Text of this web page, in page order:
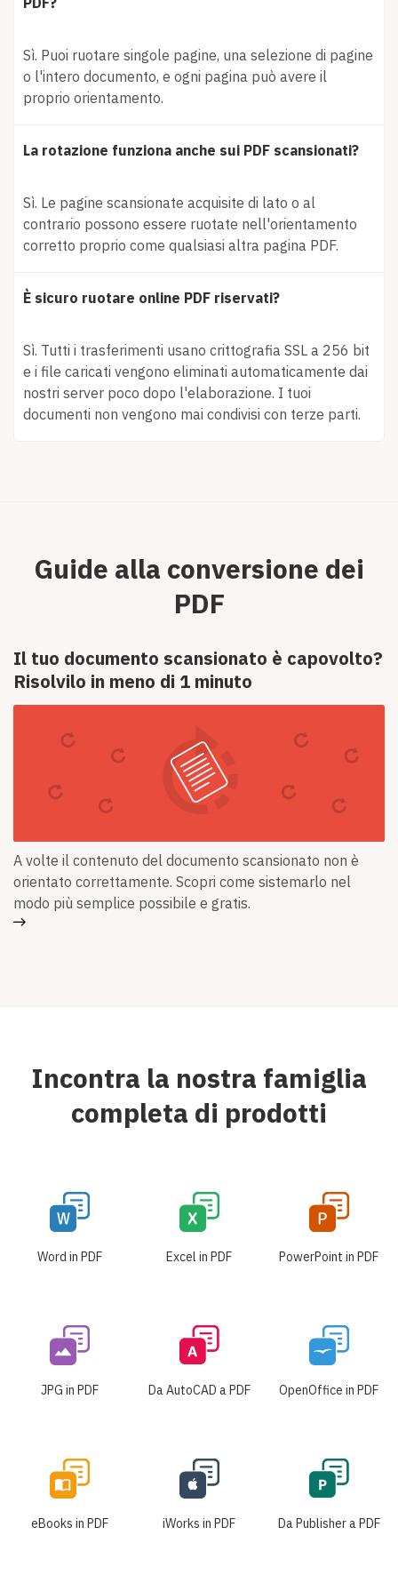
Sì. Puoi ruotare singole pagine, una selezione di pagine
o l'intero documento, e ogni pagina può avere il
proprio orientamento.
La rotazione funziona anche sui PDF scansionati?
Sì. Le pagine scansionate acquisite di lato o al
contrario possono essere ruotate nell'orientamento
corretto proprio come qualsiasi altra pagina PDF.
È sicuro ruotare online PDF riservati?
Sì. Tutti i trasferimenti usano crittografia SSL a 256 bit
e i file caricati vengono eliminati automaticamente dai
nostri server poco dopo l'elaborazione. I tuoi
documenti non vengono mai condivisi con terze parti.
Guide alla conversione dei
PDF
Il tuo documento scansionato è capovolto?
Risolvilo in meno di 1 minuto
A volte il contenuto del documento scansionato non è
orientato correttamente. Scopri come sistemarlo nel
modo più semplice possibile e gratis.
Incontra la nostra famiglia
completa di prodotti
Word in PDF Excel in PDF PowerPoint in PDF
JPG in PDF Da AutoCAD a PDF OpenOffice in PDF
eBooks in PDF iWorks in PDF Da Publisher a PDF